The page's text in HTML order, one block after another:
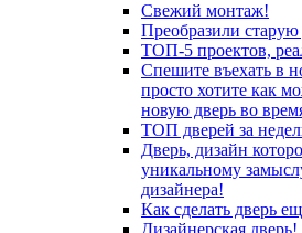
Свежий монтаж!
Преобразили старую
ТОП-5 проектов,
Спешите въехать в
просто хотите как
новую дверь во
ТОП дверей за
Дверь, дизайн
уникальному
дизайнера!
Как сделать дверь
Дизайнерская дверь!